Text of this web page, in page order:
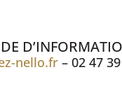
nello.fr – 02 47